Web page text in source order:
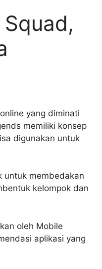
yang diminati
memiliki konsep
digunakan untuk
untuk membedakan
kelompok dan
oleh Mobile
aplikasi yang